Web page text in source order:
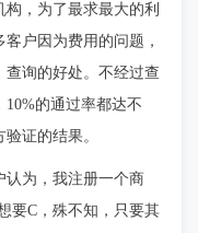
，为了最求最大的利
户因为费用的问题，
询的好处。不经过查
10%的通过率都达不
证的结果。
认为，我注册一个商
要C，殊不知，只要其